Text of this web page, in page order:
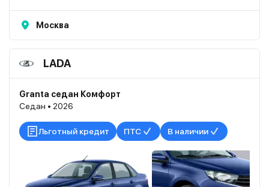
Москва
LADA
Granta седан Комфорт
Седан • 2026
Льготный кредит ПТС В наличии